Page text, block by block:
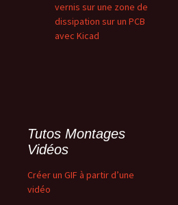
vernis sur une zone de
dissipation sur un PCB
avec Kicad
Tutos Montages
Vidéos
Créer un GIF à partir d’une
vidéo